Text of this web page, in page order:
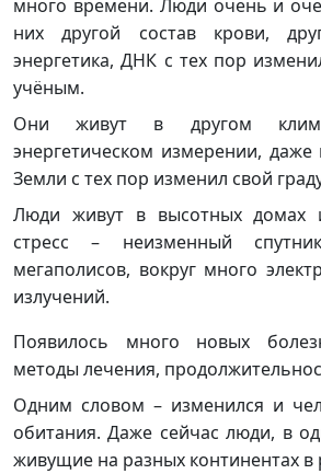
много времени. Люди очень и
них другой состав крови,
энергетика, ДНК с тех пор
учёным.
Они живут в другом
энергетическом измерении,
Земли с тех пор изменил свой
Люди живут в высотных домах
стресс – неизменный
мегаполисов, вокруг много
излучений.
Появилось много новых
методы лечения,
Одним словом – изменился и
обитания. Даже сейчас люди, в
живущие на разных континентах в